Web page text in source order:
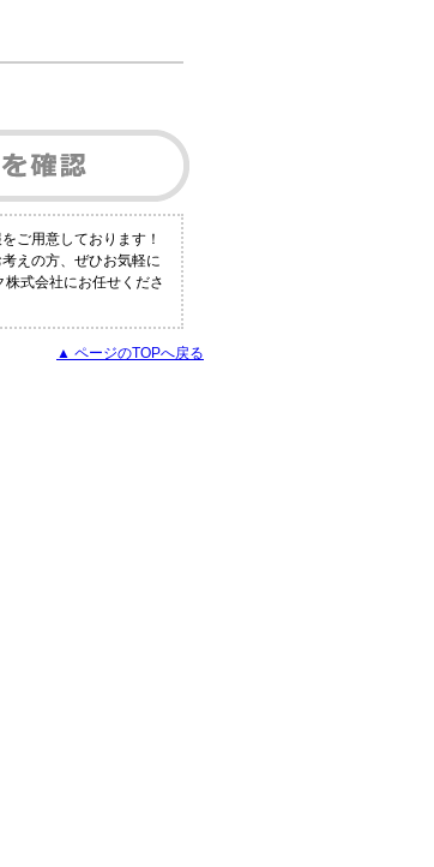
ご用意しております！
えの方、ぜひお気軽に
式会社にお任せくださ
▲ ページのTOPへ戻る